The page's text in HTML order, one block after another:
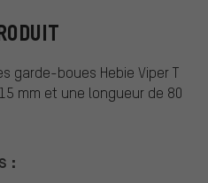
garde-boues Hebie Viper T
mm et une longueur de 80
: